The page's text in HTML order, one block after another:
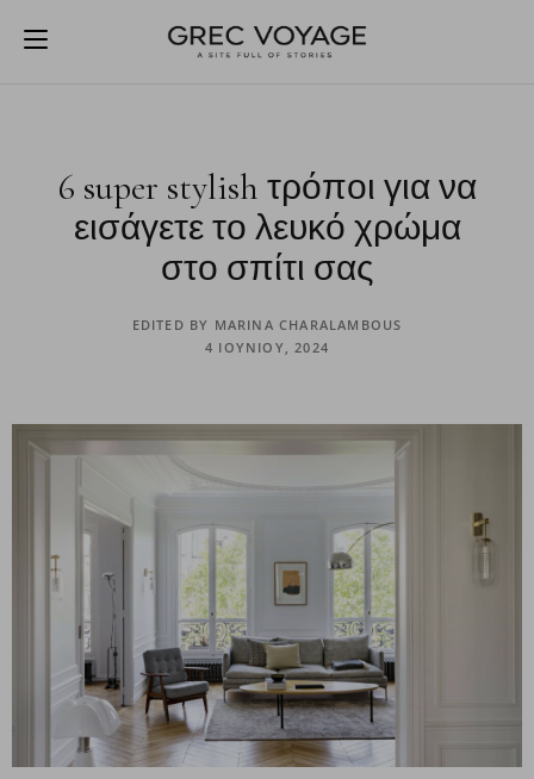
6 super stylish τρόποι για να
εισάγετε το λευκό χρώμα
στο σπίτι σας
EDITED BY MARINA CHARALAMBOUS
4 ΙΟΥΝΊΟΥ, 2024